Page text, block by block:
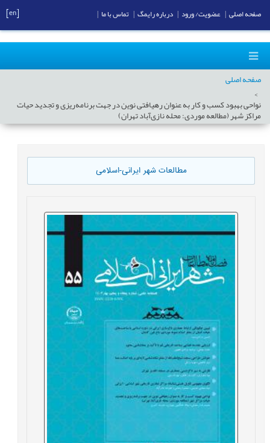
صفحه اصلی
نواحی بهبود کسب و کار به عنوان رهیافتی نوین در جهت برنامه‌ریزی و تجدید حیات
مراکز شهر (مطالعه موردی: محله نازی‌آباد تهران)
مطالعات شهر ایرانی-اسلامی
صفحه اصلی عضویت/ ورود درباره رایمگ تماس با ما